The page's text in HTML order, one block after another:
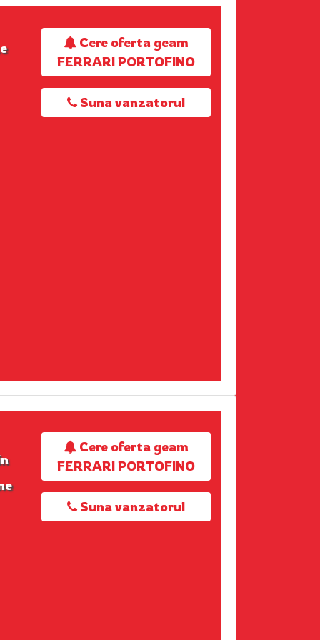
Cere oferta geam
FERRARI PORTOFINO
Suna vanzatorul
Cere oferta geam
FERRARI PORTOFINO
Suna vanzatorul